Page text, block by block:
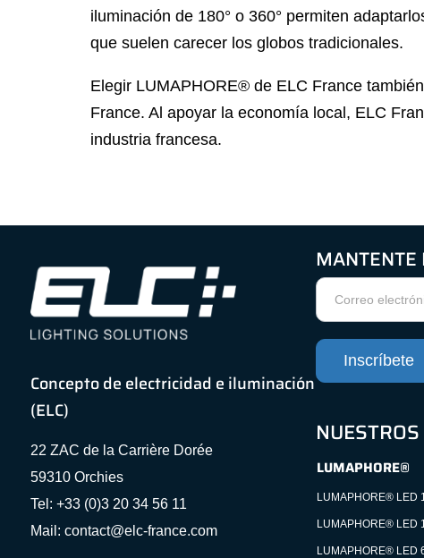
iluminación de 180° o 360° permiten
que suelen carecer los globos tradicionales.
Elegir LUMAPHORE® de ELC France
France. Al apoyar la economía local, ELC
industria francesa.
Concepto de electricidad e iluminación
(ELC)
22 ZAC de la Carrière Dorée
59310 Orchies
Tel: +33 (0)3 20 34 56 11
Mail: contact@elc-france.com
MANTENTE
Boletín
de
noticias
Inscríbete
LUMAPHORE®
LUMAPHORE® LED
LUMAPHORE® LED
LUMAPHORE® LED